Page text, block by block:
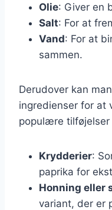
Olie: Giver en
Salt: For at
Vand: For at
sammen.
Derudover kan
ingredienser for at
populære tilføjelser
Krydderier:
paprika for
Honning eller
variant, der er